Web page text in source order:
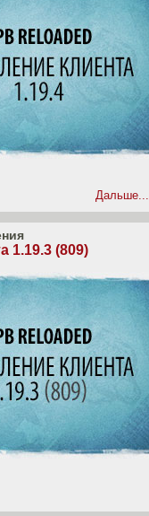
Дальше...
1.19.3 (809)